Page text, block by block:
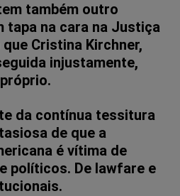
também outro
tapa na cara na Justiça
Cristina Kirchner,
injustamente,
da contínua tessitura
de que a
é vítima de
políticos. De lawfare e